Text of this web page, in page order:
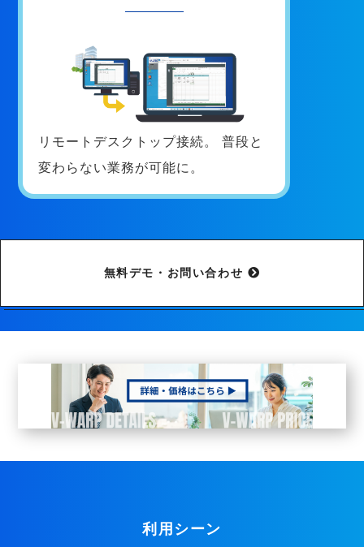
リモートデスクトップ接続。
普段と
変わらない業務が可能に。
無料デモ・お問い合わせ
利用シーン